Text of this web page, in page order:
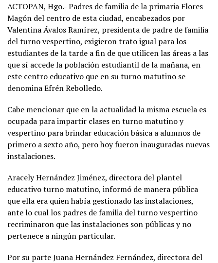
ACTOPAN, Hgo.- Padres de familia de la primaria Flores
Magón del centro de esta ciudad, encabezados por
Valentina Ávalos Ramírez, presidenta de padre de familia
del turno vespertino, exigieron trato igual para los
estudiantes de la tarde a fin de que utilicen las áreas a las
que sí accede la población estudiantil de la mañana, en
este centro educativo que en su turno matutino se
denomina Efrén Rebolledo.
Cabe mencionar que en la actualidad la misma escuela es
ocupada para impartir clases en turno matutino y
vespertino para brindar educación básica a alumnos de
primero a sexto año, pero hoy fueron inauguradas nuevas
instalaciones.
Aracely Hernández Jiménez, directora del plantel
educativo turno matutino, informó de manera pública
que ella era quien había gestionado las instalaciones,
ante lo cual los padres de familia del turno vespertino
recriminaron que las instalaciones son públicas y no
pertenece a ningún particular.
Por su parte Juana Hernández Fernández, directora del